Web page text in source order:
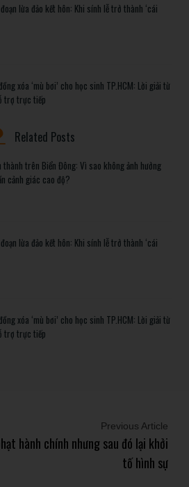
lừa đảo kết hôn: Khi sính lễ trở thành ‘cái
xóa ‘mù bơi’ cho học sinh TP.HCM: Lời giải từ
trợ trực tiếp
Related Posts
thành trên Biển Đông: Vì sao không ảnh hưởng
cảnh giác cao độ?
lừa đảo kết hôn: Khi sính lễ trở thành ‘cái
xóa ‘mù bơi’ cho học sinh TP.HCM: Lời giải từ
trợ trực tiếp
Previous Article
hành chính nhưng sau đó lại khởi
tố hình sự